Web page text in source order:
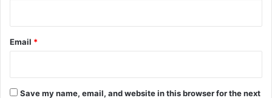
Email *
Save my name, email, and website in this browser for the next